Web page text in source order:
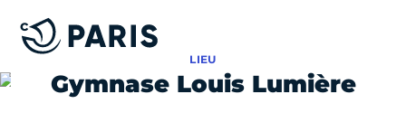
LIEU
Gymnase Louis Lumière